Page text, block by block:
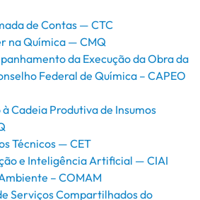
de Contas — CTC
na Química — CMQ
da Execução da Obra da
Federal de Química – CAPEO
Cadeia Produtiva de Insumos
Técnicos — CET
e Inteligência Artificial — CIAI
– COMAM
Serviços Compartilhados do